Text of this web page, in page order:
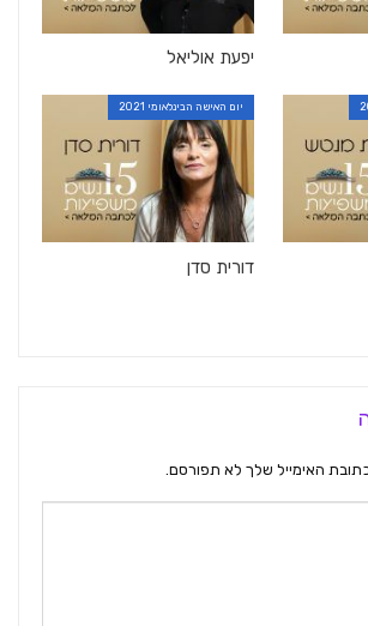
יפעת אוליאל
יום האישה הבינלאומי 2021
דורית סדן
האימייל שלך לא תפורסם.